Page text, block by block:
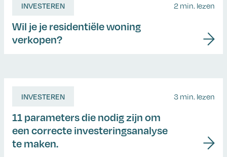
INVESTEREN 2 min. lezen
Wil je je residentiële woning
verkopen?
INVESTEREN 3 min. lezen
11 parameters die nodig zijn om
een correcte investeringsanalyse
te maken.